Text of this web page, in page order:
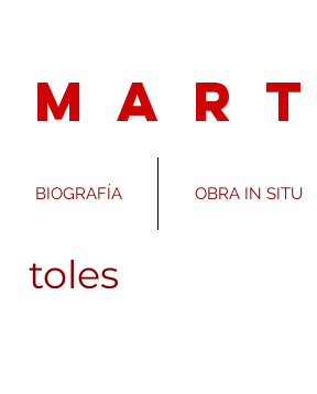
M A R
BIOGRAFÍA OBRA IN SITU
toles